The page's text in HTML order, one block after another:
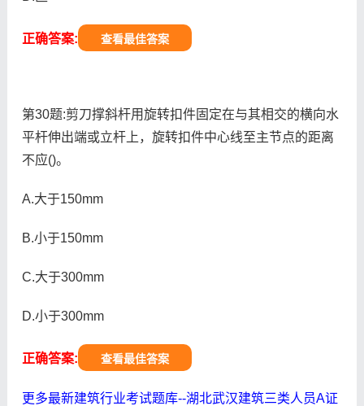
正确答案: 查看最佳答案
第30题:剪刀撑斜杆用旋转扣件固定在与其相交的横向水
平杆伸出端或立杆上，旋转扣件中心线至主节点的距离
不应()。
A.大于150mm
B.小于150mm
C.大于300mm
D.小于300mm
正确答案: 查看最佳答案
更多最新建筑行业考试题库--湖北武汉建筑三类人员A证